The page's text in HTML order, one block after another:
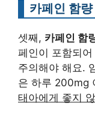
카페인 함량
셋째, 카페인 함
페인이 포함되
주의해야 해요.
은 하루 200mg
태아에게 좋지